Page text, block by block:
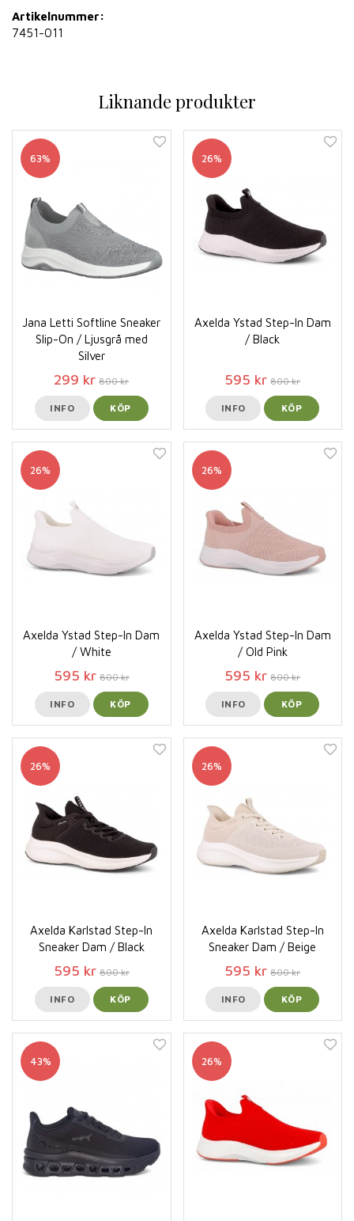
Artikelnummer:
7451-011
Liknande produkter
63%
Jana Letti Softline Sneaker
Slip-On / Ljusgrå med
Silver
299 kr 800 kr
INFO KÖP
26%
Axelda Ystad Step-In Dam
/ Black
595 kr 800 kr
INFO KÖP
26%
Axelda Ystad Step-In Dam
/ White
595 kr 800 kr
INFO KÖP
26%
Axelda Ystad Step-In Dam
/ Old Pink
595 kr 800 kr
INFO KÖP
26%
Axelda Karlstad Step-In
Sneaker Dam / Black
595 kr 800 kr
INFO KÖP
26%
Axelda Karlstad Step-In
Sneaker Dam / Beige
595 kr 800 kr
INFO KÖP
43% 26%